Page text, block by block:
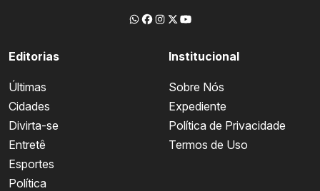
Editorias
Últimas
Cidades
Divirta-se
Entretê
Esportes
Política
Institucional
Sobre Nós
Expediente
Política de Privacidade
Termos de Uso